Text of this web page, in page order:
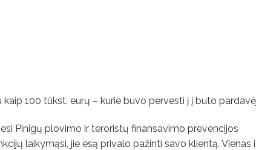
100 tūkst. eurų – kurie buvo pervesti į į buto
Pinigų plovimo ir teroristų finansavimo prevencijos
laikymąsi, jie esą privalo pažinti savo klientą. Vienas